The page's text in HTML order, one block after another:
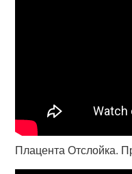
Плацента Отслойка.